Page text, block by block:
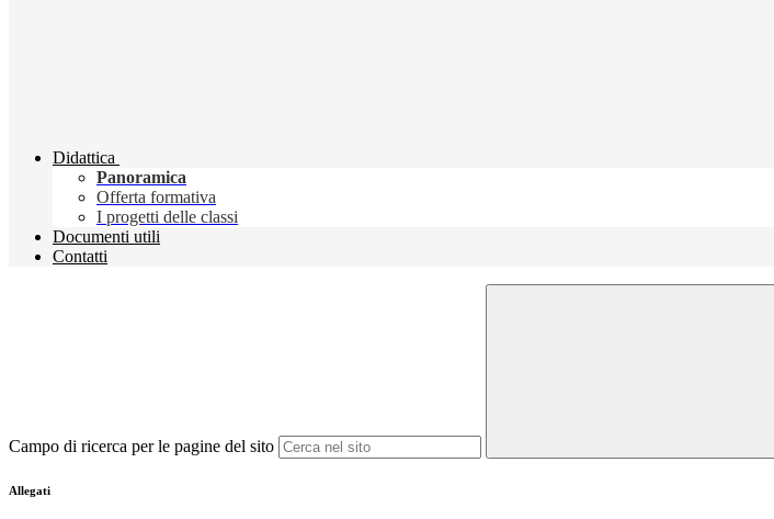
Didattica
Panoramica
Offerta formativa
I progetti delle classi
Documenti utili
Contatti
Campo di ricerca per le pagine del sito
Allegati